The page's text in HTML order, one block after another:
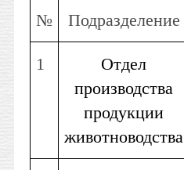
№ Подразделение
1
Отдел
производства
продукции
животноводства